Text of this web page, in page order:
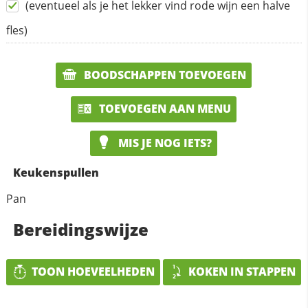
(eventueel als je het lekker vind rode wijn een halve
fles)
BOODSCHAPPEN TOEVOEGEN
TOEVOEGEN AAN MENU
MIS JE NOG IETS?
Keukenspullen
Pan
Bereidingswijze
TOON HOEVEELHEDEN KOKEN IN STAPPEN